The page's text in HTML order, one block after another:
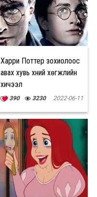
Харри Поттер зохиолоос
авах хувь хүний хөгжлийн
хичээл
390 3230 2022-06-11